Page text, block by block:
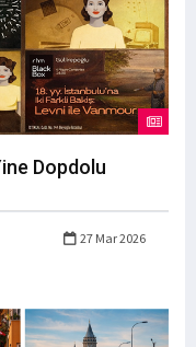
Dopdolu
27 Mar 2026